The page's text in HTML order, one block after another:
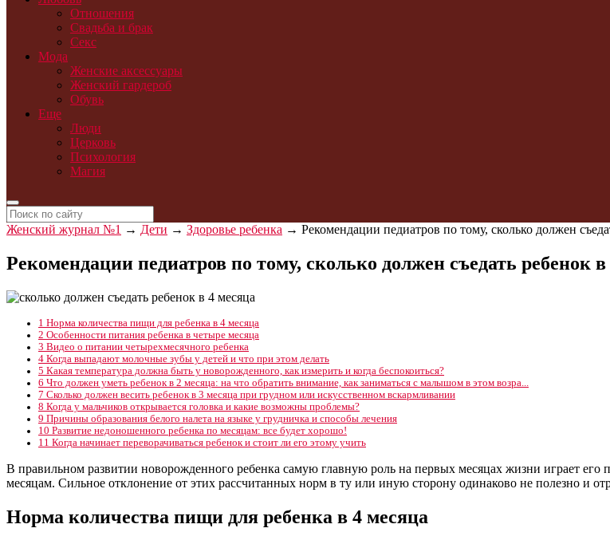
Отношения
Свадьба и брак
Секс
Мода
Женские аксессуары
Женский гардероб
Обувь
Еще
Люди
Церковь
Психология
Магия
Женский журнал №1 → Дети → Здоровье ребенка → Рекомендации педиатров по тому, сколько должен
Рекомендации педиатров по тому, сколько должен съедать ребенок
1 Норма количества пищи для ребенка в 4 месяца
2 Особенности питания ребенка в четыре месяца
3 Видео о питании четырехмесячного ребенка
4 Когда выпадают молочные зубы у детей и что при этом делать
5 Какая температура должна быть у новорожденного, как измерить и когда беспокоиться?
6 Что должен уметь ребенок в 2 месяца: на что обратить внимание, как заниматься с малышом в этом возра...
7 Сколько должен весить ребенок в 3 месяца при грудном или искусственном вскармливании
8 Когда у мальчиков открывается головка и какие возможны проблемы?
9 Причины образования белого налета на языке у грудничка и способы лечения
10 Развитие недоношенного ребенка по месяцам: все будет хорошо!
11 Когда начинает переворачиваться ребенок и стоит ли его этому учить
В правильном развитии новорожденного ребенка самую главную роль на первых месяцах жизни играет
месяцам. Сильное отклонение от этих рассчитанных норм в ту или иную сторону одинаково не полезно и
Норма количества пищи для ребенка в 4 месяца